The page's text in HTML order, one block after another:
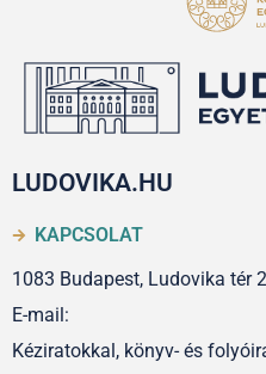
LUDOVIKA.HU
KAPCSOLAT
1083 Budapest, Ludovika tér
E-mail:
Kéziratokkal, könyv- és